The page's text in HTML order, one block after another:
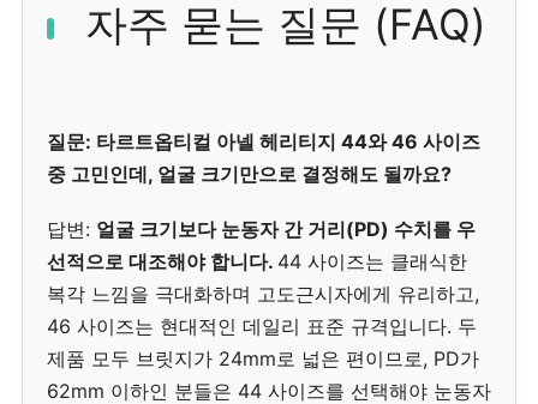
자주 묻는 질문 (FAQ)
질문: 타르트옵티컬 아넬 헤리티지 44와 46 사이즈
중 고민인데, 얼굴 크기만으로 결정해도 될까요?
답변: 얼굴 크기보다 눈동자 간 거리(PD) 수치를 우
선적으로 대조해야 합니다. 44 사이즈는 클래식한
복각 느낌을 극대화하며 고도근시자에게 유리하고,
46 사이즈는 현대적인 데일리 표준 규격입니다. 두
제품 모두 브릿지가 24mm로 넓은 편이므로, PD가
62mm 이하인 분들은 44 사이즈를 선택해야 눈동자